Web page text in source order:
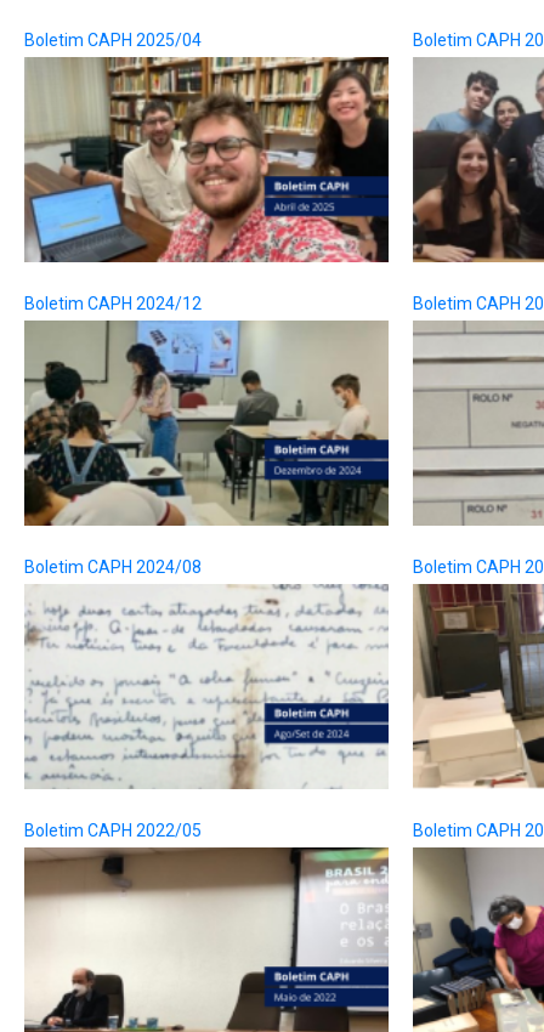
Boletim CAPH 2025/04 Boletim CAPH
Boletim CAPH 2024/12 Boletim CAPH
Boletim CAPH 2024/08 Boletim CAPH
Boletim CAPH 2022/05 Boletim CAPH